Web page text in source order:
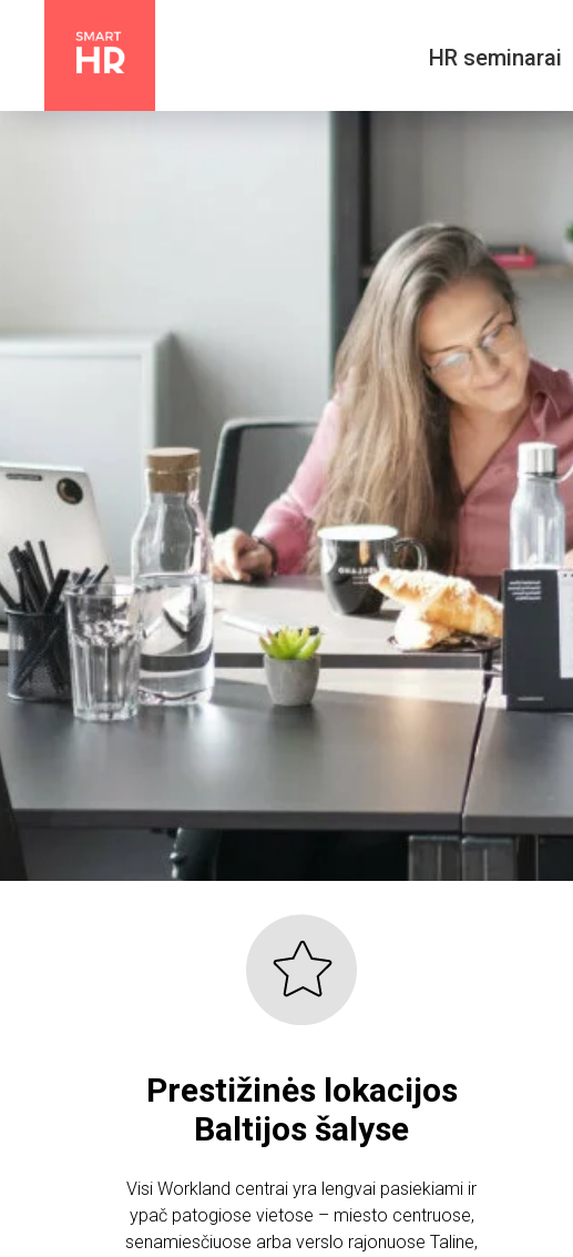
HR seminarai
Prestižinės lokacijos
Baltijos šalyse
Visi Workland centrai yra lengvai pasiekiami ir
ypač patogiose vietose – miesto centruose,
senamiesčiuose arba verslo rajonuose Taline,